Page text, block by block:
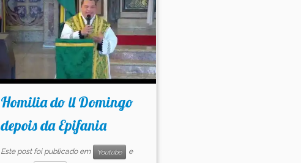
Homilia do ll Domingo
depois da Epifania
Este post foi publicado em Youtube
e